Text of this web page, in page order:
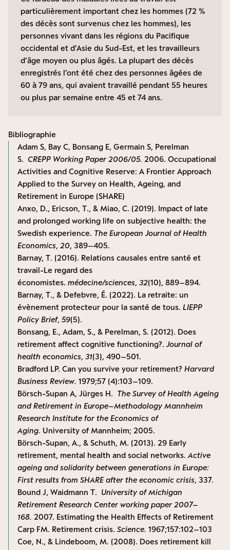
particulièrement important chez les hommes (72 %
des décès sont survenus chez les hommes), les
personnes vivant dans les régions du Pacifique
occidental et d’Asie du Sud-Est, et les travailleurs
d’âge moyen ou plus âgés. La plupart des décès
enregistrés l’ont été chez des personnes âgées de
60 à 79 ans, qui avaient travaillé pendant 55 heures
ou plus par semaine entre 45 et 74 ans.
Bibliographie
Adam S, Bay C, Bonsang E, Germain S, Perelman
S.CREPP Working Paper 2006/05. 2006. Occupational
Activities and Cognitive Reserve: A Frontier Approach
Applied to the Survey on Health, Ageing, and
Retirement in Europe (SHARE)
Anxo, D., Ericson, T., & Miao, C. (2019). Impact of late
and prolonged working life on subjective health: the
Swedish experience. The European Journal of Health
Economics, 20, 389–405.
Barnay, T. (2016). Relations causales entre santé et
travail-Le regard des
économistes.médecine/sciences,32(10), 889–894.
Barnay, T., & Defebvre, É. (2022). La retraite: un
évènement protecteur pour la santé de tous.LIEPP
Policy Brief,59(5).
Bonsang, E., Adam, S., & Perelman, S. (2012). Does
retirement affect cognitive functioning?.Journal of
health economics,31(3), 490–501.
Bradford LP. Can you survive your retirement?Harvard
Business Review.1979;57 (4):103–109.
Börsch-Supan A, Jürges H. The Survey of Health Ageing
and Retirement in Europe–Methodology Mannheim
Research Institute for the Economics of
Aging. University of Mannheim; 2005.
Börsch-Supan, A., & Schuth, M. (2013). 29 Early
retirement, mental health and social networks.Active
ageing and solidarity between generations in Europe:
First results from SHARE after the economic crisis, 337.
Bound J, Waidmann T. University of Michigan
Retirement Research Center working paper 2007–
168. 2007. Estimating the Health Effects of Retirement
Carp FM. Retirement crisis.Science. 1967;157:102–103
Coe, N., & Lindeboom, M. (2008). Does retirement kill